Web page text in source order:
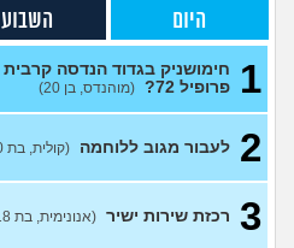
צה"ל מכחיש החזרת ציוד א
בזמן שהחזרתי, וההשלכות
(משוחרר )?(, בן 21)
מה עושים עם החיים עכשיו?
(אנוני, בת 18)
אנשים שעברו מחיל הטנא/
שירות לאומי באגף השיקום
(שיר, בת 18)
היום השבוע
1
חימושניק בגדוד הנדסה קרבית
פרופיל 72?
(מוהנדס, בן 20)
2 לעבור מגוב ללוחמה (קולית, בת 20)
3 רכזת שירות ישיר (אנונימית, בת 18)